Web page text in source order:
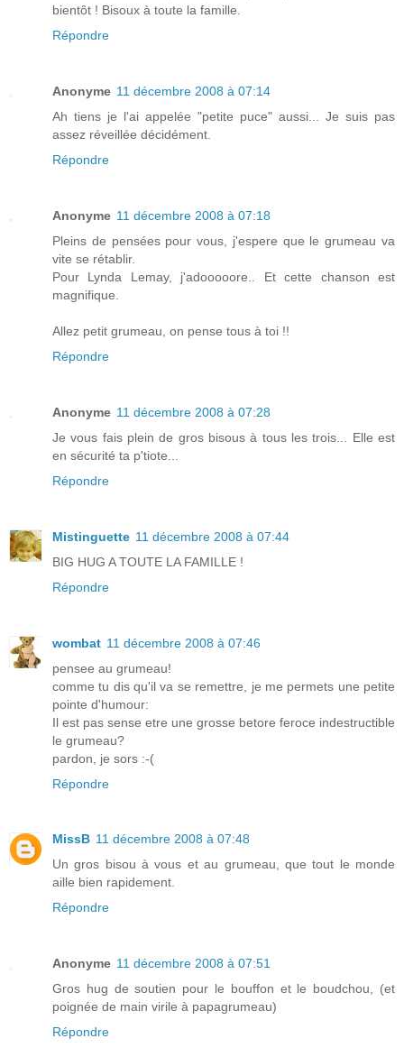
bientôt ! Bisoux à toute la famille.
Répondre
Anonyme 11 décembre 2008 à 07:14
Ah tiens je l'ai appelée "petite puce" aussi... Je suis pas
assez réveillée décidément.
Répondre
Anonyme 11 décembre 2008 à 07:18
Pleins de pensées pour vous, j'espere que le grumeau va
vite se rétablir.
Pour Lynda Lemay, j'adooooore.. Et cette chanson est
magnifique.
Allez petit grumeau, on pense tous à toi !!
Répondre
Anonyme 11 décembre 2008 à 07:28
Je vous fais plein de gros bisous à tous les trois... Elle est
en sécurité ta p'tiote...
Répondre
Mistinguette 11 décembre 2008 à 07:44
BIG HUG A TOUTE LA FAMILLE !
Répondre
wombat 11 décembre 2008 à 07:46
pensee au grumeau!
comme tu dis qu'il va se remettre, je me permets une petite
pointe d'humour:
Il est pas sense etre une grosse betore feroce indestructible
le grumeau?
pardon, je sors :-(
Répondre
MissB 11 décembre 2008 à 07:48
Un gros bisou à vous et au grumeau, que tout le monde
aille bien rapidement.
Répondre
Anonyme 11 décembre 2008 à 07:51
Gros hug de soutien pour le bouffon et le boudchou, (et
poignée de main virile à papagrumeau)
Répondre